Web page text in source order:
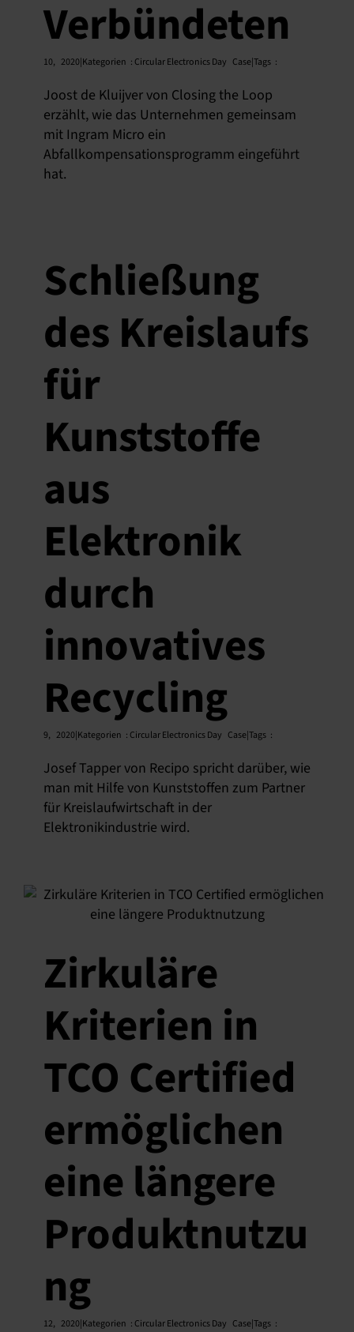
Verbündeten
10, 2020|Kategorien : Circular Electronics Day Case|Tags :
Joost de Kluijver von Closing the Loop
erzählt, wie das Unternehmen gemeinsam
mit Ingram Micro ein
Abfallkompensationsprogramm eingeführt
hat.
Schließung
des Kreislaufs
für
Kunststoffe
aus
Elektronik
durch
innovatives
Recycling
9, 2020|Kategorien : Circular Electronics Day Case|Tags :
Josef Tapper von Recipo spricht darüber, wie
man mit Hilfe von Kunststoffen zum Partner
für Kreislaufwirtschaft in der
Elektronikindustrie wird.
Zirkuläre
Kriterien in
TCO Certified
ermöglichen
eine längere
Produktnutzu
ng
12, 2020|Kategorien : Circular Electronics Day Case|Tags :